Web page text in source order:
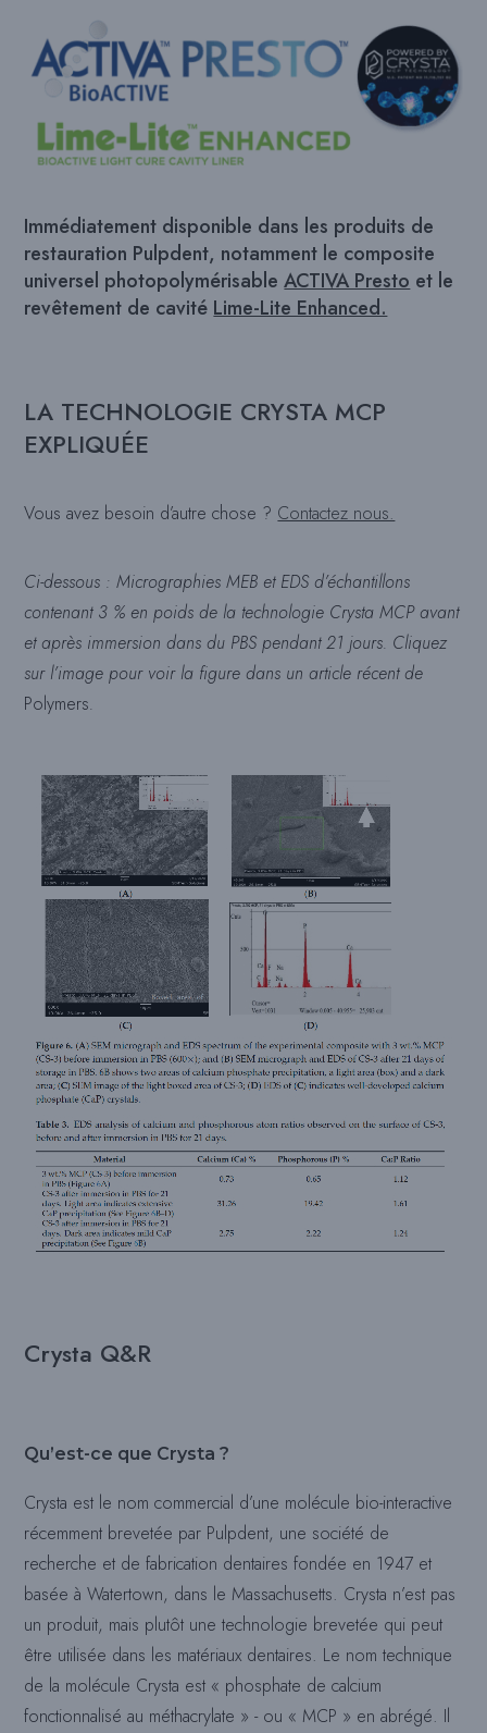
Immédiatement disponible dans les produits de
restauration Pulpdent, notamment le composite
universel photopolymérisableACTIVA Prestoet le
revêtement de cavitéLime-Lite Enhanced.
LA TECHNOLOGIE CRYSTA MCP
EXPLIQUÉE
Vous avez besoin d’autre chose ? Contactez nous.
Ci-dessous : Micrographies MEB et EDS d’échantillons
contenant 3 % en poids de la technologie Crysta MCP avant
et après immersion dans du PBS pendant 21 jours. Cliquez
sur l’image pour voir la figure dans un article récent de
Polymers.
Crysta Q&R
Qu’est-ce que Crysta ?
Crysta est le nom commercial d’une molécule bio-interactive
récemment brevetée par Pulpdent, une société de
recherche et de fabrication dentaires fondée en 1947 et
basée à Watertown, dans le Massachusetts. Crysta n’est pas
un produit, mais plutôt une technologie brevetée qui peut
être utilisée dans les matériaux dentaires. Le nom technique
de la molécule Crysta est « phosphate de calcium
fonctionnalisé au méthacrylate » - ou « MCP » en abrégé. Il